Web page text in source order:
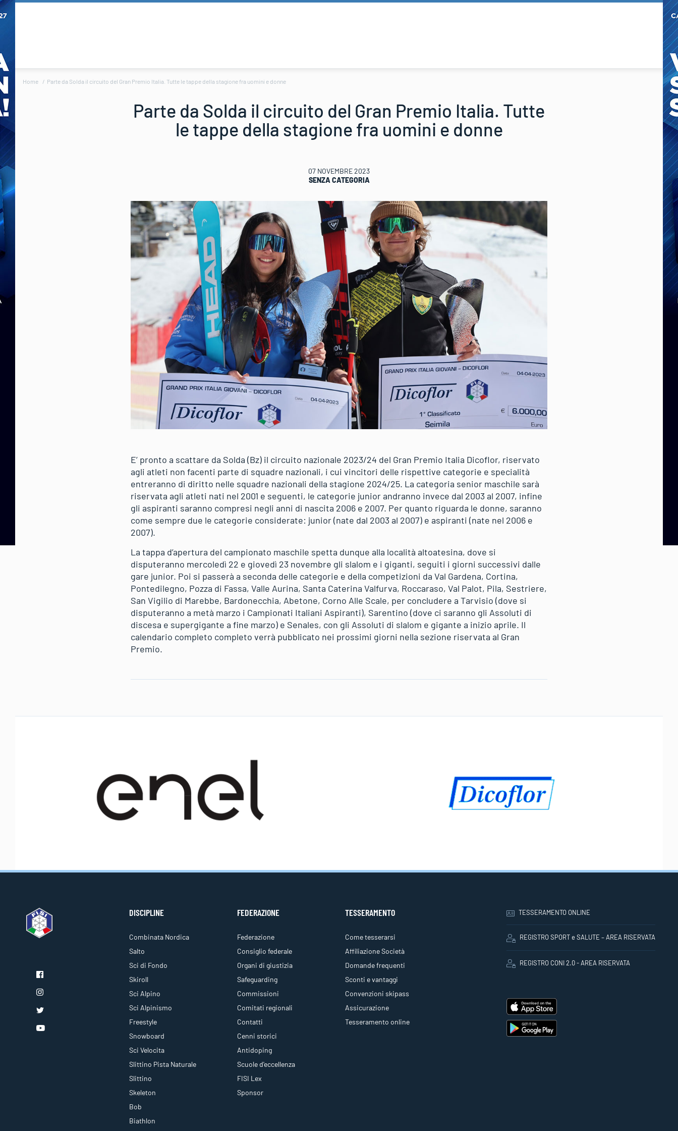
Home Parte da Solda il circuito del Gran Premio Italia. Tutte le tappe della stagione fra uomini e donne
Parte da Solda il circuito del Gran Premio Italia. Tutte
le tappe della stagione fra uomini e donne
07 NOVEMBRE 2023
SENZA CATEGORIA
E’ pronto a scattare da Solda (Bz) il circuito nazionale 2023/24 del Gran Premio Italia Dicoflor, riservato
agli atleti non facenti parte di squadre nazionali, i cui vincitori delle rispettive categorie e specialità
entreranno di diritto nelle squadre nazionali della stagione 2024/25. La categoria senior maschile sarà
riservata agli atleti nati nel 2001 e seguenti, le categorie junior andranno invece dal 2003 al 2007, infine
gli aspiranti saranno compresi negli anni di nascita 2006 e 2007. Per quanto riguarda le donne, saranno
come sempre due le categorie considerate: junior (nate dal 2003 al 2007) e aspiranti (nate nel 2006 e
2007).
La tappa d’apertura del campionato maschile spetta dunque alla località altoatesina, dove si
disputeranno mercoledì 22 e giovedì 23 novembre gli slalom e i giganti, seguiti i giorni successivi dalle
gare junior. Poi si passerà a seconda delle categorie e della competizioni da Val Gardena, Cortina,
Pontedilegno, Pozza di Fassa, Valle Aurina, Santa Caterina Valfurva, Roccaraso, Val Palot, Pila, Sestriere,
San Vigilio di Marebbe, Bardonecchia, Abetone, Corno Alle Scale, per concludere a Tarvisio (dove si
disputeranno a metà marzo i Campionati Italiani Aspiranti), Sarentino (dove ci saranno gli Assoluti di
discesa e supergigante a fine marzo) e Senales, con gli Assoluti di slalom e gigante a inizio aprile. Il
calendario completo completo verrà pubblicato nei prossimi giorni nella sezione riservata al Gran
Premio.
DISCIPLINE
Combinata Nordica
Salto
Sci di Fondo
Skiroll
Sci Alpino
Sci Alpinismo
Freestyle
Snowboard
Sci Velocita
Slittino Pista Naturale
Slittino
Skeleton
Bob
Biathlon
FEDERAZIONE
Federazione
Consiglio federale
Organi di giustizia
Safeguarding
Commissioni
Comitati regionali
Contatti
Cenni storici
Antidoping
Scuole d'eccellenza
FISI Lex
Sponsor
TESSERAMENTO
Come tesserarsi
Affiliazione Società
Domande frequenti
Sconti e vantaggi
Convenzioni skipass
Assicurazione
Tesseramento online
TESSERAMENTO ONLINE
REGISTRO SPORT e SALUTE – AREA RISERVATA
REGISTRO CONI 2.0 - AREA RISERVATA